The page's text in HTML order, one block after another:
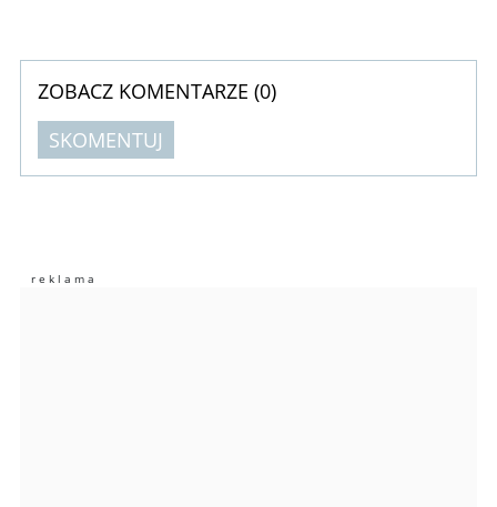
ZOBACZ KOMENTARZE (0)
SKOMENTUJ
Imię (Wymagane)